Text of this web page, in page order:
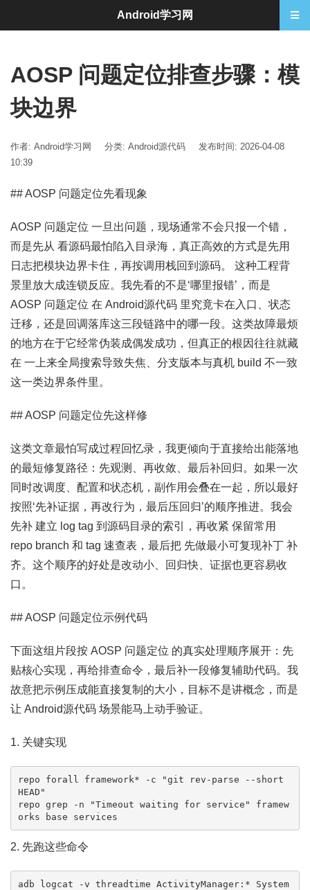
AOSP 问题定位排查步骤：模
块边界
作者: Android学习网 分类: Android源代码
发布时间: 2026-04-08
10:39
## AOSP 问题定位先看现象
AOSP 问题定位 一旦出问题，现场通常不会只报一个错，
而是先从 看源码最怕陷入目录海，真正高效的方式是先用
日志把模块边界卡住，再按调用栈回到源码。 这种工程背
景里放大成连锁反应。我先看的不是‘哪里报错’，而是
AOSP 问题定位 在 Android源代码 里究竟卡在入口、状态
迁移，还是回调落库这三段链路中的哪一段。这类故障最烦
的地方在于它经常伪装成偶发成功，但真正的根因往往就藏
在 一上来全局搜索导致失焦、分支版本与真机 build 不一致
这一类边界条件里。
## AOSP 问题定位先这样修
这类文章最怕写成过程回忆录，我更倾向于直接给出能落地
的最短修复路径：先观测、再收敛、最后补回归。如果一次
同时改调度、配置和状态机，副作用会叠在一起，所以最好
按照‘先补证据，再改行为，最后压回归’的顺序推进。我会
先补 建立 log tag 到源码目录的索引，再收紧 保留常用
repo branch 和 tag 速查表，最后把 先做最小可复现补丁 补
齐。这个顺序的好处是改动小、回归快、证据也更容易收
口。
## AOSP 问题定位示例代码
下面这组片段按 AOSP 问题定位 的真实处理顺序展开：先
贴核心实现，再给排查命令，最后补一段修复辅助代码。我
故意把示例压成能直接复制的大小，目标不是讲概念，而是
让 Android源代码 场景能马上动手验证。
1. 关键实现
repo forall framework* -c "git rev-parse --short
HEAD"
repo grep -n "Timeout waiting for service" framew
orks base services
2. 先跑这些命令
adb logcat -v threadtime ActivityManager:* System
Android学习网